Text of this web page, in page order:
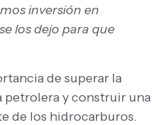
inversión en
los dejo para que
de superar la
petrolera y construir una
de los hidrocarburos.